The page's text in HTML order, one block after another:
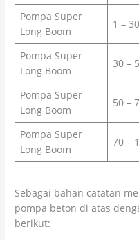
Pompa Super
Long Boom
1 –
Pompa Super
Long Boom
30 –
Pompa Super
Long Boom
50 –
Pompa Super
Long Boom
70 –
Sebagai bahan catatan
pompa beton di atas
berikut: